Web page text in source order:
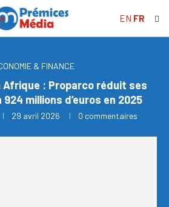
EN FR
& FINANCE
Afrique : Proparco réduit ses
millions d’euros en 2025
29 avril 2026 0 commentaires